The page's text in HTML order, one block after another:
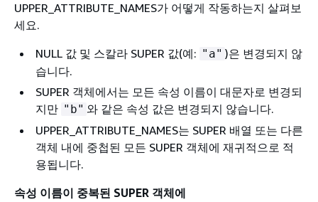
UPPER_ATTRIBUTE_NAMES가 어떻게 작동하는지 살펴보
세요.
NULL 값 및 스칼라 SUPER 값(예: "a" )은 변경되지 않
습니다.
SUPER 객체에서는 모든 속성 이름이 대문자로 변경되
지만 "b" 와 같은 속성 값은 변경되지 않습니다.
UPPER_ATTRIBUTE_NAMES는 SUPER 배열 또는 다른
객체 내에 중첩된 모든 SUPER 객체에 재귀적으로 적
용됩니다.
속성 이름이 중복된 SUPER 객체에